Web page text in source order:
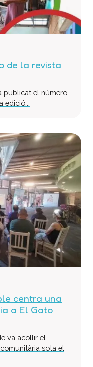
de la revista
publicat el número
centra una
a El Gato
va acollir el
sota el